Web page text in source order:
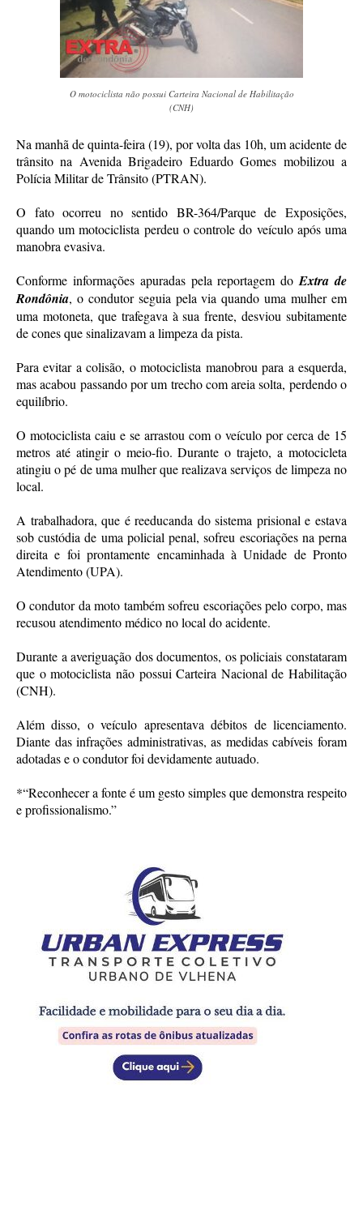
O motociclista não possui Carteira Nacional de Habilitação
(CNH)
Na manhã de quinta-feira (19), por volta das 10h, um acidente de
trânsito na Avenida Brigadeiro Eduardo Gomes mobilizou a
Polícia Militar de Trânsito (PTRAN).
O fato ocorreu no sentido BR-364/Parque de Exposições,
quando um motociclista perdeu o controle do veículo após uma
manobra evasiva.
Conforme informações apuradas pela reportagem doExtra de
Rondônia, o condutor seguia pela via quando uma mulher em
uma motoneta, que trafegava à sua frente, desviou subitamente
de cones que sinalizavam a limpeza da pista.
Para evitar a colisão, o motociclista manobrou para a esquerda,
mas acabou passando por um trecho com areia solta, perdendo o
equilíbrio.
O motociclista caiu e se arrastou com o veículo por cerca de 15
metros até atingir o meio-fio. Durante o trajeto, a motocicleta
atingiu o pé de uma mulher que realizava serviços de limpeza no
local.
A trabalhadora, que é reeducanda do sistema prisional e estava
sob custódia de uma policial penal, sofreu escoriações na perna
direita e foi prontamente encaminhada à Unidade de Pronto
Atendimento (UPA).
O condutor da moto também sofreu escoriações pelo corpo, mas
recusou atendimento médico no local do acidente.
Durante a averiguação dos documentos, os policiais constataram
que o motociclista não possui Carteira Nacional de Habilitação
(CNH).
Além disso, o veículo apresentava débitos de licenciamento.
Diante das infrações administrativas, as medidas cabíveis foram
adotadas e o condutor foi devidamente autuado.
*“Reconhecer a fonte é um gesto simples que demonstra respeito
e profissionalismo.”